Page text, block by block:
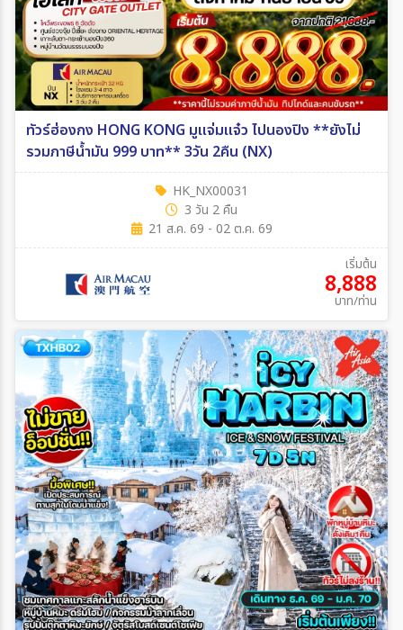
ทัวร์ฮ่องกง HONG KONG มูแจ่มแจ๋ว ไปนองปิง **ยังไม่
รวมภาษีน้ำมัน 999 บาท** 3วัน 2คืน (NX)
HK_NX00031
3 วัน 2 คืน
21 ส.ค. 69 - 02 ต.ค. 69
เริ่มต้น
8,888
บาท/ท่าน